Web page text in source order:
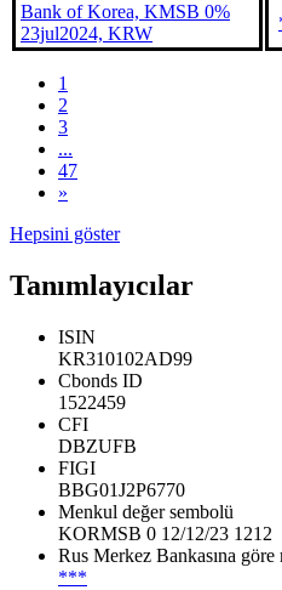
Bank of Korea, KMSB 0%
23jul2024, KRW
1
2
3
...
47
»
Hepsini göster
Tanımlayıcılar
ISIN
KR310102AD99
Cbonds ID
1522459
CFI
DBZUFB
FIGI
BBG01J2P6770
Menkul değer sembolü
KORMSB 0 12/12/23 1212
Rus Merkez Bankasına
***